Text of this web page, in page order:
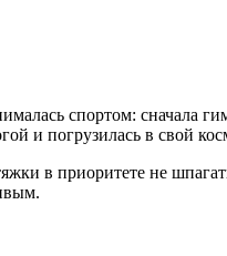
спортом: сначала
и погрузилась в свой
в приоритете не